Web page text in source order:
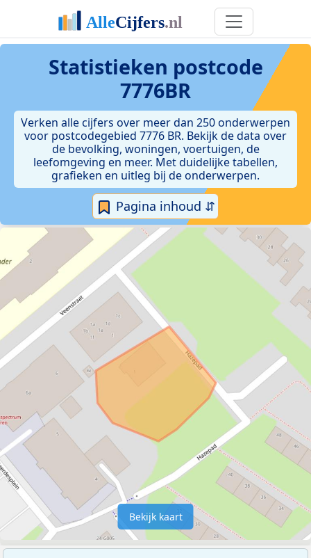
Statistieken postcode
7776BR
Verken alle cijfers over meer dan 250 onderwerpen
voor postcodegebied 7776 BR. Bekijk de data over
de bevolking, woningen, voertuigen, de
leefomgeving en meer. Met duidelijke tabellen,
grafieken en uitleg bij de onderwerpen.
Pagina inhoud ⇵
Bekijk kaart